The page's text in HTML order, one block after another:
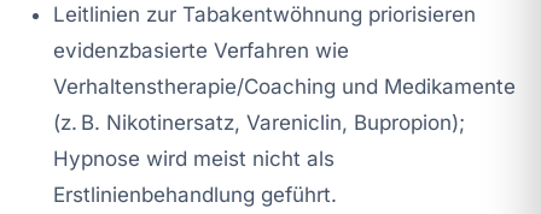
Leitlinien zur Tabakentwöhnung priorisieren
evidenzbasierte Verfahren wie
Verhaltenstherapie/Coaching und Medikamente
(z. B. Nikotinersatz, Vareniclin, Bupropion);
Hypnose wird meist nicht als
Erstlinienbehandlung geführt.